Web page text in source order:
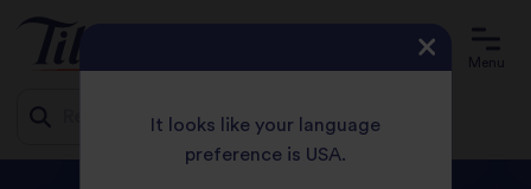
Menu
It looks like your language
preference is USA.